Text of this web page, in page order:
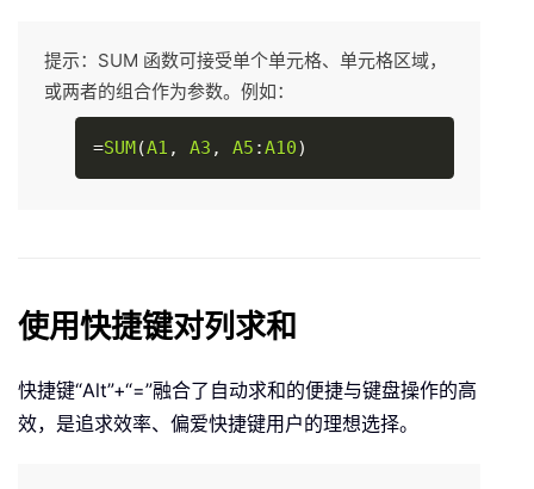
提示：SUM 函数可接受单个单元格、单元格区域，
或两者的组合作为参数。例如：
=SUM(A1 , A3 , A5 :A10)
使用快捷键对列求和
快捷键“Alt”+“=”融合了自动求和的便捷与键盘操作的高
效，是追求效率、偏爱快捷键用户的理想选择。